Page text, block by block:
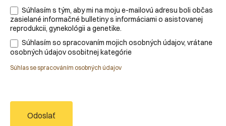
Súhlasím s tým, aby mi na moju e-mailovú adresu boli občas
zasielané informačné bulletiny s informáciami o asistovanej
reprodukcii, gynekológii a genetike.
Súhlasím so spracovaním mojich osobných údajov, vrátane
osobných údajov osobitnej kategórie
Súhlas se spracováním osobných údajov
Odoslať